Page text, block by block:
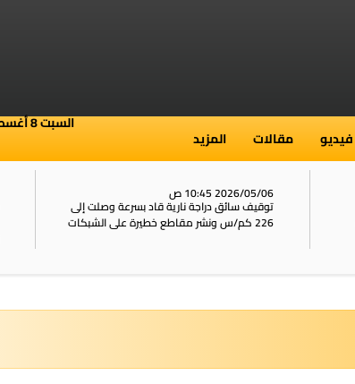
فيديو مقالات المزيد
السبت 8 أغسطس 2026
2026/05/06 10:45 ص
توقيف سائق دراجة نارية قاد بسرعة وصلت إلى
226 كم/س ونشر مقاطع خطيرة على الشبكات